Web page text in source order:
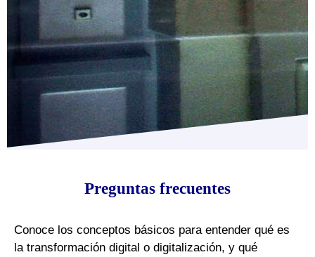
Preguntas frecuentes
Conoce los conceptos básicos para entender qué es
la transformación digital o digitalización, y qué